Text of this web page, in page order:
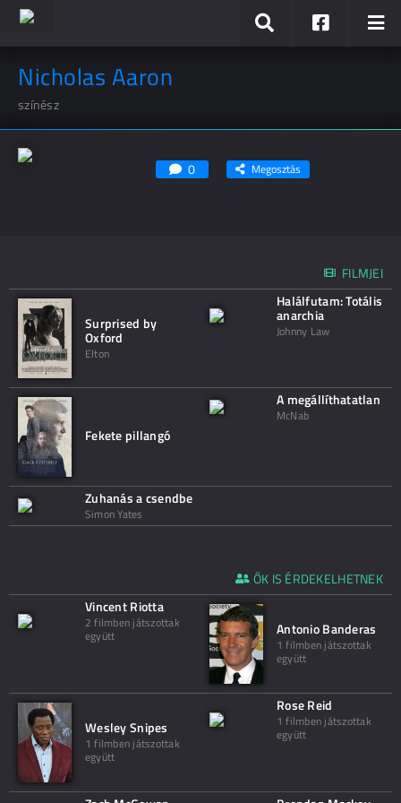
Nicholas Aaron
színész
0 Megosztás
FILMJEI
Surprised by
Oxford
Elton
Halálfutam: Totális
anarchia
Johnny Law
Fekete pillangó
A megállíthatatlan
McNab
Zuhanás a csendbe
Simon Yates
ŐK IS ÉRDEKELHETNEK
Vincent Riotta
2 filmben játszottak
együtt Antonio Banderas
1 filmben játszottak
együtt
Wesley Snipes
1 filmben játszottak
együtt
Rose Reid
1 filmben játszottak
együtt